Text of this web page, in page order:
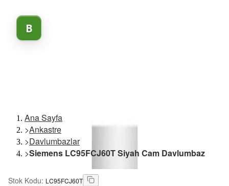
B
Ana Sayfa
>Ankastre
>Davlumbazlar
>Siemens LC95FCJ60T Siyah Cam Davlumbaz
Stok Kodu: LC95FCJ60T